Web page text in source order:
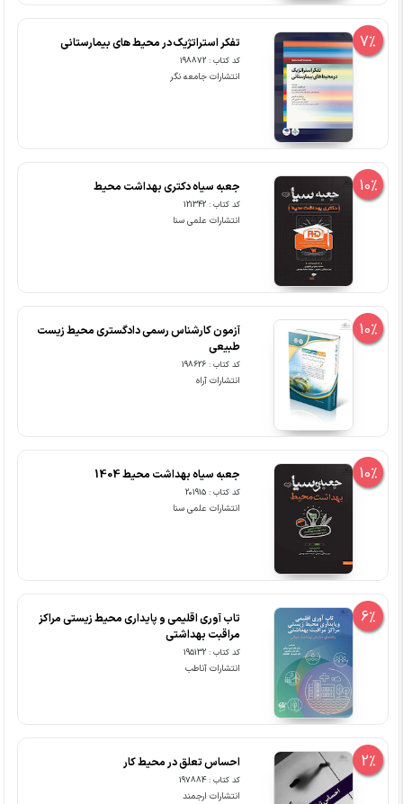
7% تفکر استراتژیک در محیط های بیمارستانی
کد کتاب : 198872
انتشارات جامعه نگر
10% جعبه سیاه دکتری بهداشت محیط
کد کتاب : 121342
انتشارات علمی سنا
10%
آزمون کارشناس رسمی دادگستری محیط زیست
طبیعی
کد کتاب : 198626
انتشارات آراه
10% جعبه سیاه بهداشت محیط 1404
کد کتاب : 201915
انتشارات علمی سنا
6%
تاب آوری اقلیمی و پایداری محیط زیستی مراکز
مراقبت بهداشتی
کد کتاب : 195132
انتشارات آناطب
2% احساس تعلق در محیط کار
کد کتاب : 197884
انتشارات ارجمند